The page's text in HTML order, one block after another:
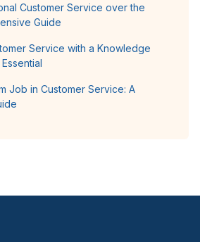
Customer Service over the
Guide
Service with a Knowledge
Job in Customer Service: A